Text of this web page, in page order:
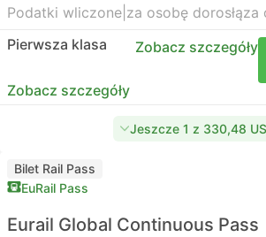
Podatki wliczone za osobę dorosłąza
Pierwsza klasa
Zobacz szczegóły
Zobacz szczegóły
Jeszcze 1 z 330,48
Bilet Rail Pass
EuRail Pass
Eurail Global Continuous Pass